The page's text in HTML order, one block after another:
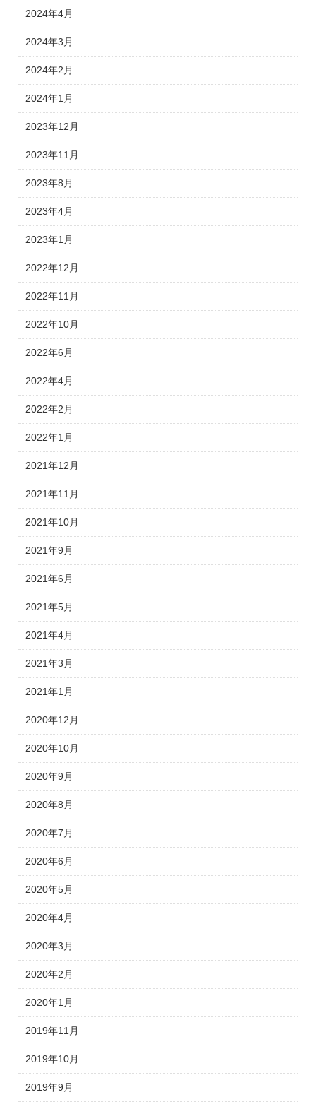
2024年4月
2024年3月
2024年2月
2024年1月
2023年12月
2023年11月
2023年8月
2023年4月
2023年1月
2022年12月
2022年11月
2022年10月
2022年6月
2022年4月
2022年2月
2022年1月
2021年12月
2021年11月
2021年10月
2021年9月
2021年6月
2021年5月
2021年4月
2021年3月
2021年1月
2020年12月
2020年10月
2020年9月
2020年8月
2020年7月
2020年6月
2020年5月
2020年4月
2020年3月
2020年2月
2020年1月
2019年11月
2019年10月
2019年9月